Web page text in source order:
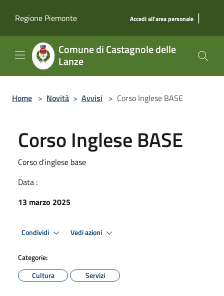
Regione Piemonte
Accedi all'area personale |
Comune di Castagnole delle
Lanze
Home > Novità > Avvisi > Corso Inglese BASE
Corso Inglese BASE
Corso d’inglese base
Data :
13 marzo 2025
Condividi Vedi azioni
Categorie:
Cultura
Servizi